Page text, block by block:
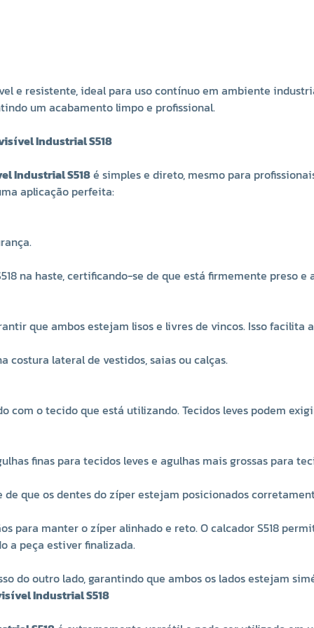
e resistente, ideal para uso contínuo em ambiente
um acabamento limpo e profissional.
Industrial S518
Industrial S518é simples e direto, mesmo para
aplicação perfeita:
na haste, certificando-se de que está firmemente preso e
que ambos estejam lisos e livres de vincos. Isso
costura lateral de vestidos, saias ou calças.
com o tecido que está utilizando. Tecidos leves podem
finas para tecidos leves e agulhas mais grossas para
que os dentes do zíper estejam posicionados
para manter o zíper alinhado e reto. O calcador S518
a peça estiver finalizada.
do outro lado, garantindo que ambos os lados estejam
Industrial S518